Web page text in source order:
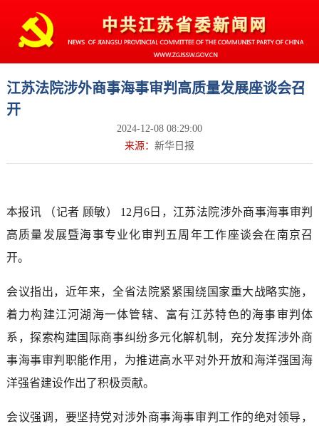
江苏法院涉外商事海事审判高质量发展座谈会召
开
2024-12-08 08:29:00
来源： 新华日报
本报讯 （记者 顾敏） 12月6日，江苏法院涉外商事海事审判
高质量发展暨海事专业化审判五周年工作座谈会在南京召
开。
会议指出，近年来，全省法院紧紧围绕国家重大战略实施，
着力构建江河湖海一体管辖、富有江苏特色的海事审判体
系，探索构建国际商事纠纷多元化解机制，充分发挥涉外商
事海事审判职能作用，为推进高水平对外开放和海洋强国海
洋强省建设作出了积极贡献。
会议强调，要坚持党对涉外商事海事审判工作的绝对领导，